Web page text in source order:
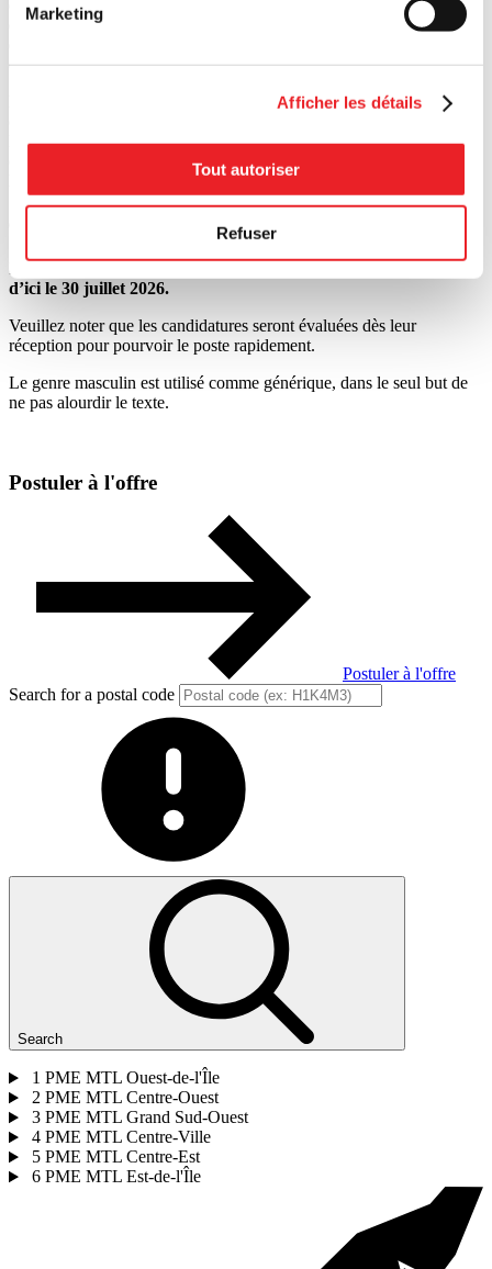
Marketing
Afficher les détails
Tout autoriser
Refuser
que dans la Ville de Westmount. Du démarrage à la croissance, les
experts de PME MTL Centre-Ville accompagnent et financent les
développement.
PME MTL Centre-Ville gère des fonds d’investissement qui
PME MTL Centre-Ville fait partie du réseau PME MTL et, à ce titre,
contribue à la réalisation d’initiatives qui favorisent la croissance et à
la prospérité de la collectivité montréalaise.
d’ici le 30 juillet 2026.
Veuillez noter que les candidatures seront évaluées dès leur
réception pour pourvoir le poste rapidement.
Le genre masculin est utilisé comme générique, dans le seul but de
ne pas alourdir le texte.
Postuler à l'offre
Postuler à l'offre
Search for a postal code
Search
1 PME MTL Ouest-de-l'Île
2 PME MTL Centre-Ouest
3 PME MTL Grand Sud-Ouest
4 PME MTL Centre-Ville
5 PME MTL Centre-Est
6 PME MTL Est-de-l'Île